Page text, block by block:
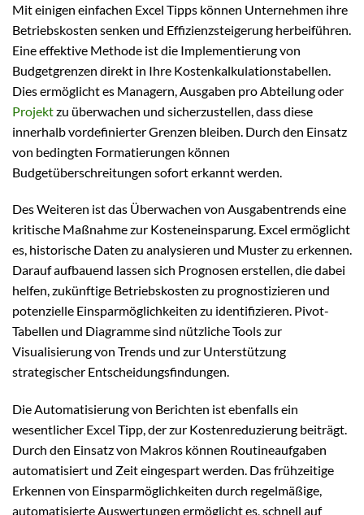
Mit einigen einfachen Excel Tipps können Unternehmen ihre
Betriebskosten senken und Effizienzsteigerung herbeiführen.
Eine effektive Methode ist die Implementierung von
Budgetgrenzen direkt in Ihre Kostenkalkulationstabellen.
Dies ermöglicht es Managern, Ausgaben pro Abteilung oder
Projektzu überwachen und sicherzustellen, dass diese
innerhalb vordefinierter Grenzen bleiben. Durch den Einsatz
von bedingten Formatierungen können
Budgetüberschreitungen sofort erkannt werden.
Des Weiteren ist das Überwachen von Ausgabentrends eine
kritische Maßnahme zur Kosteneinsparung. Excel ermöglicht
es, historische Daten zu analysieren und Muster zu erkennen.
Darauf aufbauend lassen sich Prognosen erstellen, die dabei
helfen, zukünftige Betriebskosten zu prognostizieren und
potenzielle Einsparmöglichkeiten zu identifizieren. Pivot-
Tabellen und Diagramme sind nützliche Tools zur
Visualisierung von Trends und zur Unterstützung
strategischer Entscheidungsfindungen.
Die Automatisierung von Berichten ist ebenfalls ein
wesentlicher Excel Tipp, der zur Kostenreduzierung beiträgt.
Durch den Einsatz von Makros können Routineaufgaben
automatisiert und Zeit eingespart werden. Das frühzeitige
Erkennen von Einsparmöglichkeiten durch regelmäßige,
automatisierte Auswertungen ermöglicht es, schnell auf